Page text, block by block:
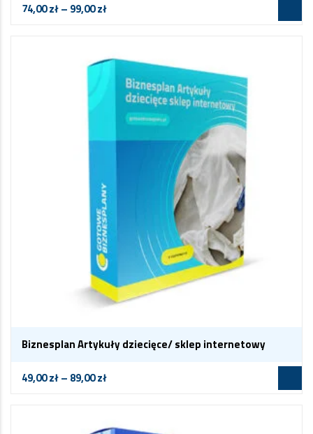
74,00zł– 99,00zł
Biznesplan Artykuły dziecięce/ sklep internetowy
49,00zł– 89,00zł